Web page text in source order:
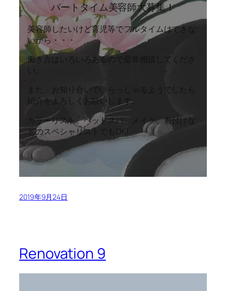
パートタイム美容師大募集！
美容師したいけど育児等でフルタイムはできな
いから・・・
働き方はいろいろあるので是非相談してくださ
い。
また、お知り合いでいらっしゃるようでしたら
紹介をよろしくお願いします。
カラーリスト、ヘッドスパ、メイク、着付けな
どのスペシャリストでもOK!
2019年9月24日
Renovation 9